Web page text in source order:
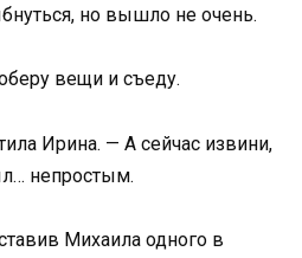
но вышло не очень.
вещи и съеду.
Ирина. — А сейчас извини,
непростым.
Михаила одного в